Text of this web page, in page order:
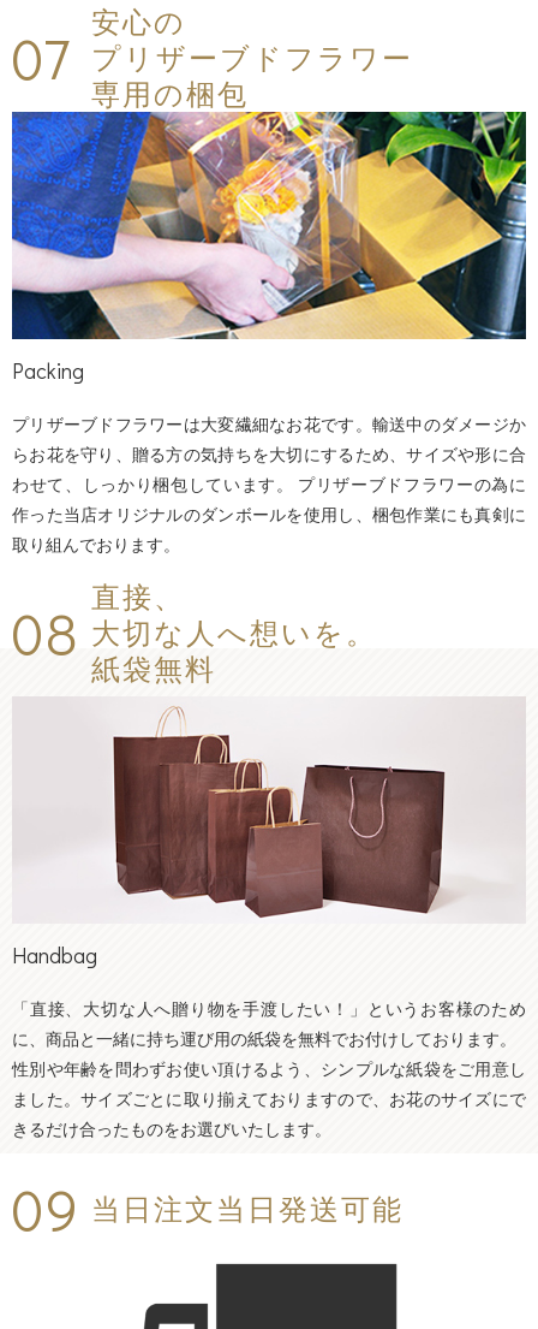
07
安心の
プリザーブドフラワー
専用の梱包
Packing
プリザーブドフラワーは大変繊細なお花です。輸送中のダメージか
らお花を守り、贈る方の気持ちを大切にするため、サイズや形に合
わせて、しっかり梱包しています。 プリザーブドフラワーの為に
作った当店オリジナルのダンボールを使用し、梱包作業にも真剣に
取り組んでおります。
08 直接、
大切な人へ想いを。
紙袋無料
Handbag
「直接、大切な人へ贈り物を手渡したい！」というお客様のため
に、商品と一緒に持ち運び用の紙袋を無料でお付けしております。
性別や年齢を問わずお使い頂けるよう、シンプルな紙袋をご用意し
ました。サイズごとに取り揃えておりますので、お花のサイズにで
きるだけ合ったものをお選びいたします。
09 当日注文当日発送可能